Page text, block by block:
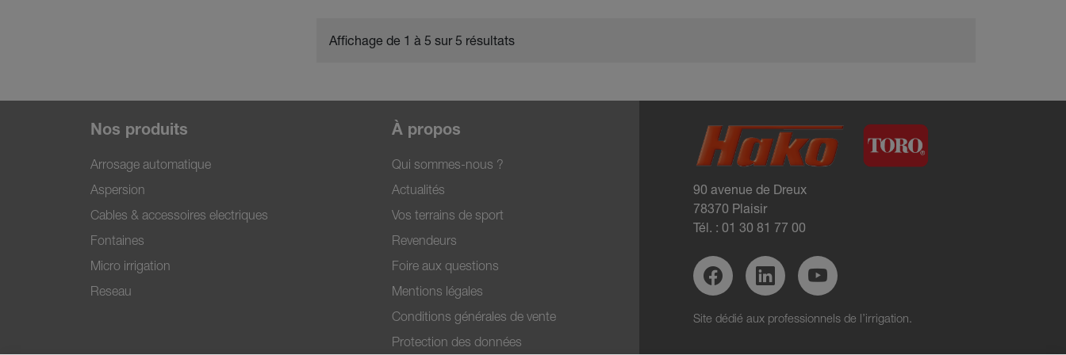
Affichage de 1 à 5 sur 5 résultats
Nos produits
Arrosage automatique
Aspersion
Cables & accessoires electriques
Fontaines
Micro irrigation
Reseau
À propos
Qui sommes-nous ?
Actualités
Vos terrains de sport
Revendeurs
Foire aux questions
Mentions légales
Conditions générales de vente
Protection des données
90 avenue de Dreux
78370 Plaisir
Tél. : 01 30 81 77 00
Site dédié aux professionnels de l’irrigation.